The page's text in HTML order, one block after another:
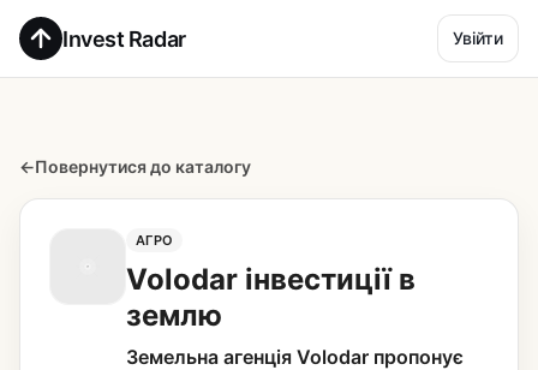
Invest Radar Увійти
←Повернутися до каталогу
АГРО
Volodar інвестиції в
землю
Земельна агенція Volodar пропонує